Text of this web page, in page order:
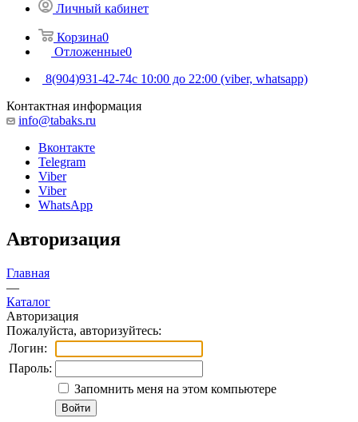
Личный кабинет
Корзина0
Отложенные0
8(904)931-42-74с 10:00 до 22:00 (viber, whatsapp)
Контактная информация
info@tabaks.ru
Вконтакте
Telegram
Viber
Viber
WhatsApp
Авторизация
Главная
—
Каталог
Авторизация
Пожалуйста, авторизуйтесь:
Логин:
Пароль:
Запомнить меня на этом компьютере